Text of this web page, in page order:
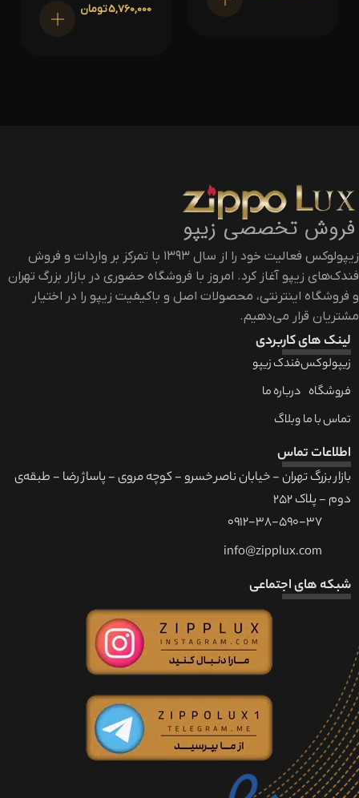
5,760,000تومان
زیپولوکس فعالیت خود را از سال ۱۳۹۳ با تمرکز بر واردات و فروش
فندک‌های زیپو آغاز کرد. امروز با فروشگاه حضوری در بازار بزرگ تهران
و فروشگاه اینترنتی، محصولات اصل و باکیفیت زیپو را در اختیار
مشتریان قرار می‌دهیم.
لینک های کاربردی
زیپولوکس
فروشگاه
تماس با ما
فندک زیپو
درباره ما
وبلاگ
اطلاعات تماس
بازار بزرگ تهران - خیابان ناصر خسرو - کوچه مروی - پاساژ رضا - طبقه‌ی
دوم - پلاک 252
0912-38-590-37
info@zipplux.com
شبکه های اجتماعی